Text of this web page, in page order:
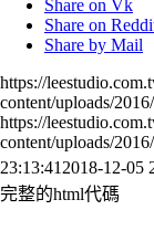
Share on Vk
Share on
Share by Mail
https://
content/uploads/
https://
content/uploads/
23:13:41 2018-12-05
完整的html代碼